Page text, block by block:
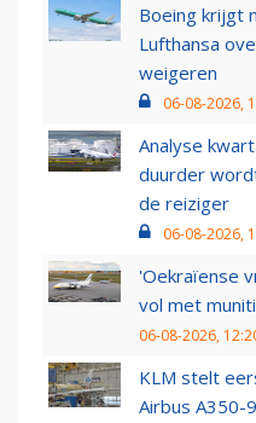
Boeing krijgt
Lufthansa
weigeren
06-08-2026,
Analyse
duurder
de reiziger
06-08-2026,
'Oekraïense
vol met
06-08-2026,
KLM stelt
Airbus A350-